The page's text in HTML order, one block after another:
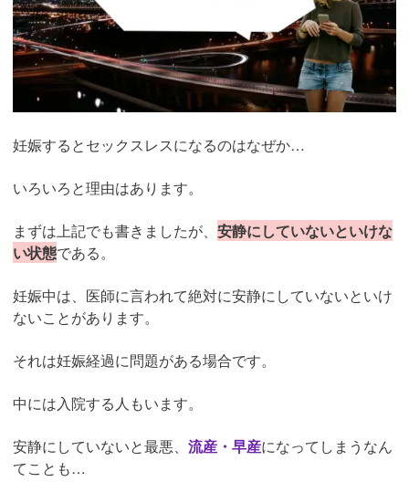
妊娠するとセックスレスになるのはなぜか…
いろいろと理由はあります。
まずは上記でも書きましたが、 安静にしていないといけな
い状態である。
妊娠中は、医師に言われて絶対に安静にしていないといけ
ないことがあります。
それは妊娠経過に問題がある場合です。
中には入院する人もいます。
安静にしていないと最悪、 流産・早産になってしまうなん
てことも…